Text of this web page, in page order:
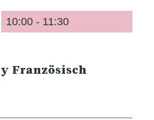
10:00 - 11:30
Französisch